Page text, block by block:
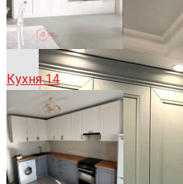
Кухня 14